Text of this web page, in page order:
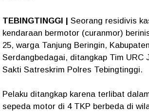
TEBINGTINGGI | Seorang residivis
kendaraan bermotor (curanmor)
25, warga Tanjung Beringin, Kabupaten
Serdangbedagai, ditangkap Tim URC
Sakti Satreskrim Polres Tebingtinggi.
Pelaku ditangkap karena terlibat
sepeda motor di 4 TKP berbeda di